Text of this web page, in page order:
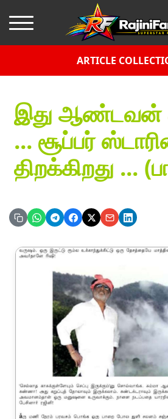
ARTICLE
இது ஆண்டவன்
... சூப்பர்
திறக்கிறது ...